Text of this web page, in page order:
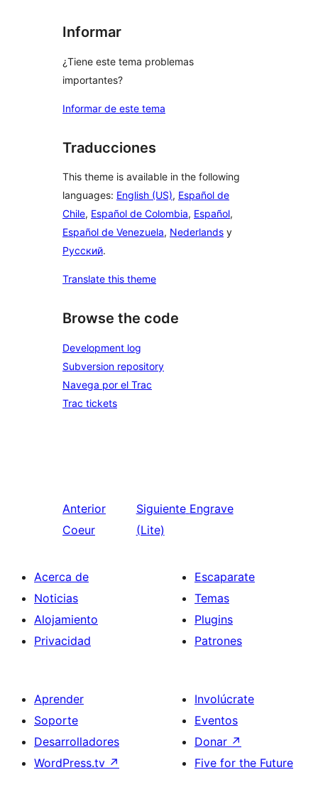
Informar
¿Tiene este tema problemas
importantes?
Informar de este tema
Traducciones
This theme is available in the following
languages: English (US), Español de
Chile, Español de Colombia, Español,
Español de Venezuela, Nederlands y
Русский.
Translate this theme
Browse the code
Development log
Subversion repository
Navega por el Trac
Trac tickets
Anterior
Coeur
Siguiente Engrave
(Lite)
Acerca de
Noticias
Alojamiento
Privacidad
Escaparate
Temas
Plugins
Patrones
Aprender
Soporte
Desarrolladores
WordPress.tv ↗
Involúcrate
Eventos
Donar ↗
Five for the Future